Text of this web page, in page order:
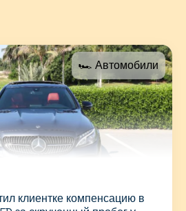
🏎 Автомобили
клиентке компенсацию в